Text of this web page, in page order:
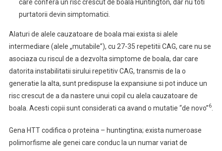
care confera un risc crescut de boala Huntington, dar nu toti
purtatorii devin simptomatici.
Alaturi de alele cauzatoare de boala mai exista si alele
intermediare (alele „mutabile”), cu 27-35 repetitii CAG, care nu se
asociaza cu riscul de a dezvolta simptome de boala, dar care
datorita instabilitatii sirului repetitiv CAG, transmis de la o
generatie la alta, sunt predispuse la expansiune si pot induce un
risc crescut de a da nastere unui copil cu alela cauzatoare de
boala. Acesti copii sunt considerati ca avand o mutatie “de novo”6.
Gena HTT codifica o proteina – huntingtina; exista numeroase
polimorfisme ale genei care conduc la un numar variat de